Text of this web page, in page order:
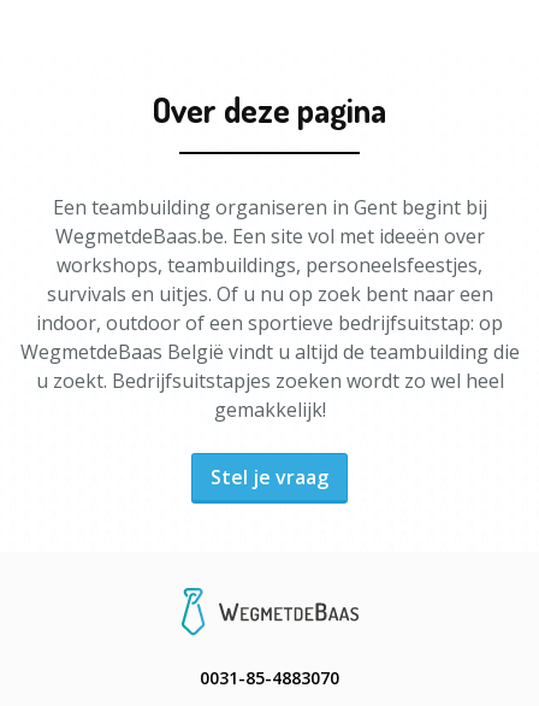
Over deze pagina
Een teambuilding organiseren in Gent begint bij
WegmetdeBaas.be. Een site vol met ideeën over
workshops, teambuildings, personeelsfeestjes,
survivals en uitjes. Of u nu op zoek bent naar een
indoor, outdoor of een sportieve bedrijfsuitstap: op
WegmetdeBaas België vindt u altijd de teambuilding die
u zoekt. Bedrijfsuitstapjes zoeken wordt zo wel heel
gemakkelijk!
Stel je vraag
0031-85-4883070